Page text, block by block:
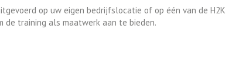
op uw eigen bedrijfslocatie of op één van de H2K
de training als maatwerk aan te bieden.